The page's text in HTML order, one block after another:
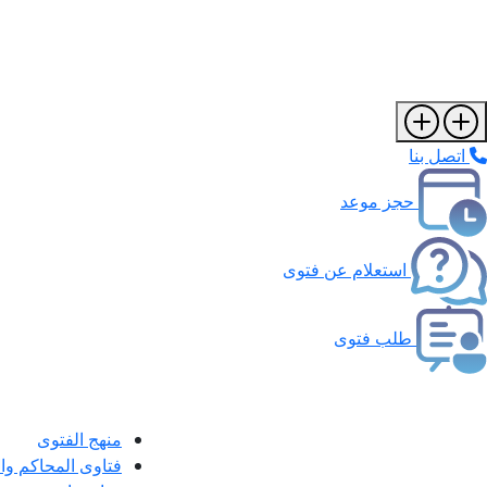
اتصل بنا
حجز موعد
استعلام عن فتوى
طلب فتوى
منهج الفتوى
فتاوى المحاكم